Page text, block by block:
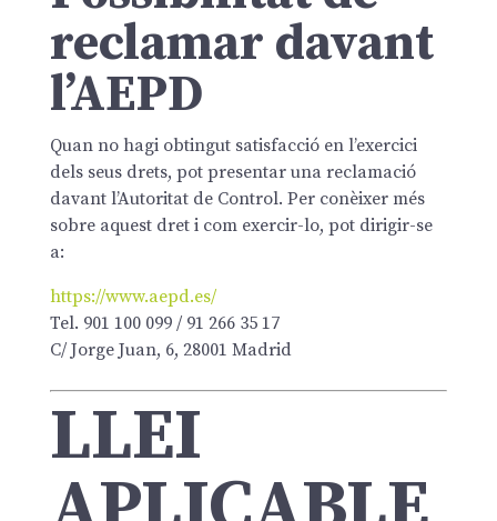
reclamar davant
l’AEPD
Quan no hagi obtingut satisfacció en l’exercici
dels seus drets, pot presentar una reclamació
davant l’Autoritat de Control. Per conèixer més
sobre aquest dret i com exercir-lo, pot dirigir-se
a:
https://www.aepd.es/
Tel. 901 100 099 / 91 266 35 17
C/ Jorge Juan, 6, 28001 Madrid
LLEI